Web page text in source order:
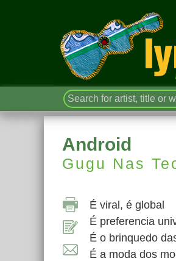
Android
Gugu Nas
É viral, é global
É preferencia
É o brinquedo
É a moda dos